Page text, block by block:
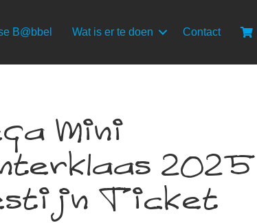
B@bbel Wat is er te doen Contact
Mini
2025
Ticket